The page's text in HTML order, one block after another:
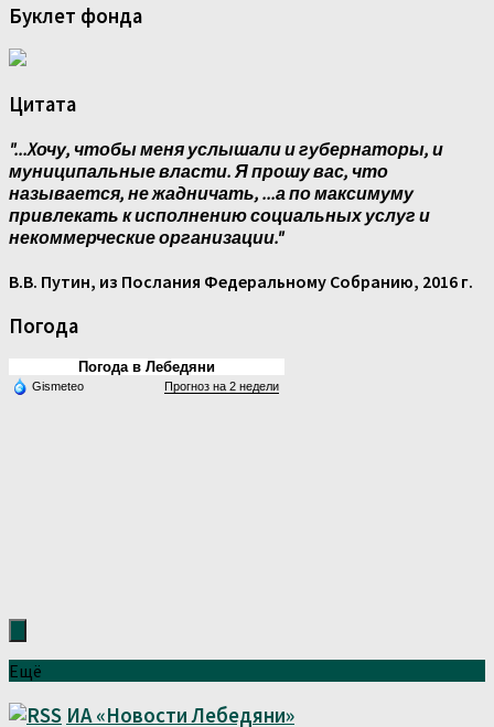
Буклет фонда
Цитата
"...Xочу, чтобы меня услышали и губернаторы, и
муниципальные власти. Я прошу вас, что
называется, не жадничать, ...а по максимуму
привлекать к исполнению социальных услуг и
некоммерческие организации."
В.В. Путин, из Послания Федеральному Собранию, 2016 г.
Погода
Погода в Лебедяни
Gismeteo Прогноз на 2 недели
Ещё
ИА «Новости Лебедяни»